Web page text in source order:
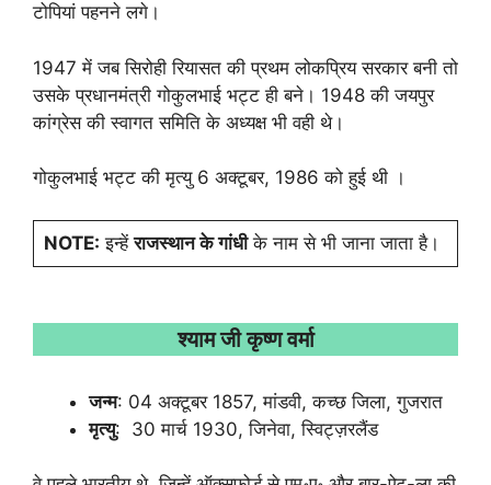
टोपियां पहनने लगे।
1947 में जब सिरोही रियासत की प्रथम लोकप्रिय सरकार बनी तो
उसके प्रधानमंत्री गोकुलभाई भट्ट ही बने। 1948 की जयपुर
कांग्रेस की स्वागत समिति के अध्यक्ष भी वही थे।
गोकुलभाई भट्ट की मृत्यु 6 अक्टूबर, 1986 को हुई थी ।
NOTE: इन्हेंराजस्थान के गांधीके नाम से भी जाना जाता है।
श्याम जी कृष्ण वर्मा
जन्म: 04 अक्टूबर 1857, मांडवी, कच्छ जिला, गुजरात
मृत्यु: 30 मार्च 1930, जिनेवा, स्विट्ज़रलैंड